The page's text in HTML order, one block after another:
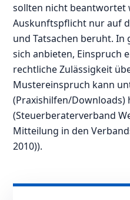
sollten nicht beantwortet
Auskunftspflicht nur auf
und Tatsachen beruht. In
sich anbieten, Einspruch
rechtliche Zulässigkeit
Mustereinspruch kann
(Praxishilfen/
(Steuerberaterverband
Mitteilung in den
2010)).